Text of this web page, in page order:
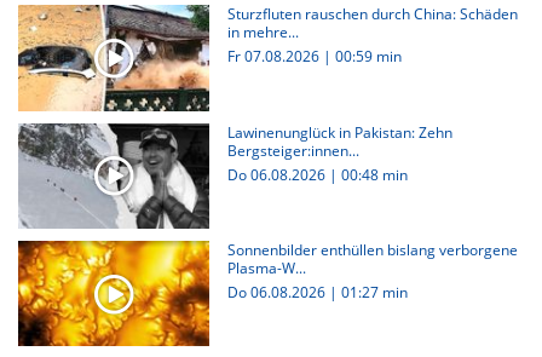
Sturzfluten rauschen durch China: Schäden
in mehre...
Fr 07.08.2026 | 00:59 min
Lawinenunglück in Pakistan: Zehn
Bergsteiger:innen...
Do 06.08.2026 | 00:48 min
Sonnenbilder enthüllen bislang verborgene
Plasma-W...
Do 06.08.2026 | 01:27 min